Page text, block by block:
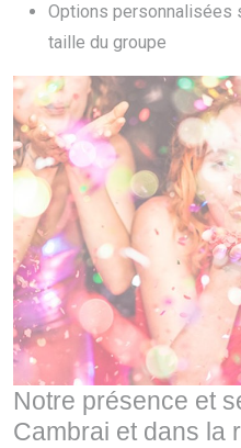
Options personnalisées
taille du groupe
Notre présence et
Cambrai et dans la